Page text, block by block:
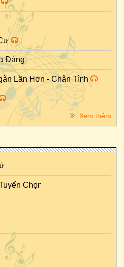
Đảng
Lần Hơn - Chân Tình
Xem thêm
Chọn